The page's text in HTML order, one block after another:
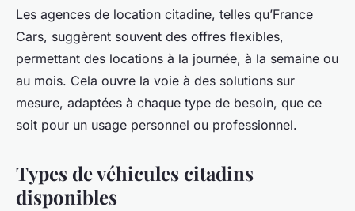
Les agences de location citadine, telles qu’France
Cars, suggèrent souvent des offres flexibles,
permettant des locations à la journée, à la semaine ou
au mois. Cela ouvre la voie à des solutions sur
mesure, adaptées à chaque type de besoin, que ce
soit pour un usage personnel ou professionnel.
Types de véhicules citadins
disponibles